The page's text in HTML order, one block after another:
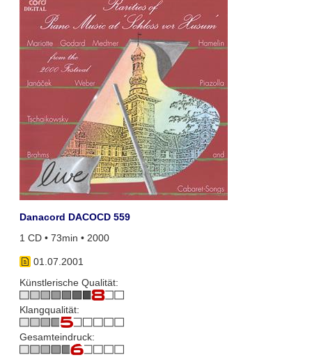
Danacord DACOCD 559
1 CD • 73min • 2000
01.07.2001
Künstlerische Qualität:
Klangqualität:
Gesamteindruck: